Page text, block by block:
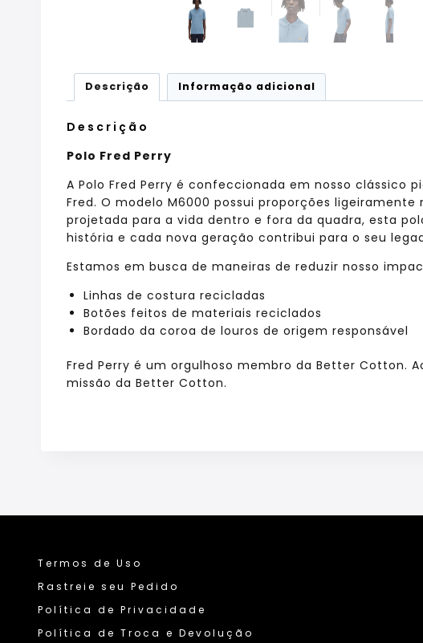
Descrição Informação adicional
Descrição
Polo Fred Perry
A Polo Fred Perry é confeccionada em nosso
Fred. O modelo M6000 possui proporções
projetada para a vida dentro e fora da quadra, esta
história e cada nova geração contribui para o seu
Estamos em busca de maneiras de reduzir nosso
Linhas de costura recicladas
Botões feitos de materiais reciclados
Bordado da coroa de louros de origem responsável
Fred Perry é um orgulhoso membro da Better Cotton.
missão da Better Cotton.
Termos de Uso
Rastreie seu Pedido
Política de Privacidade
Política de Troca e Devolução